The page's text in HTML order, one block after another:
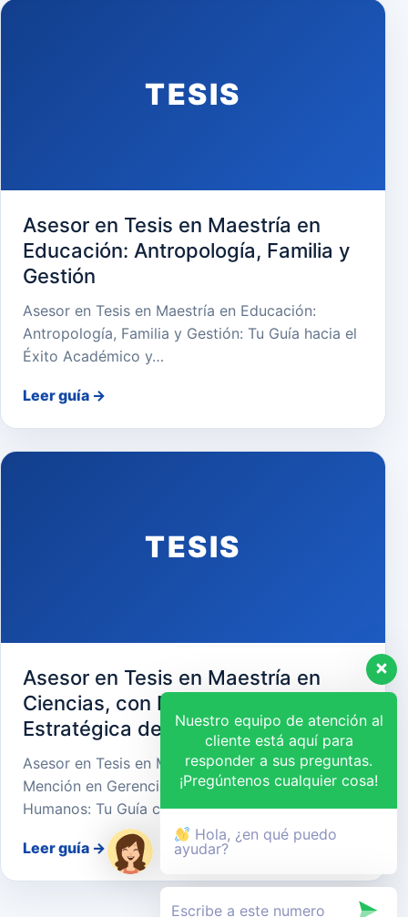
TESIS
Asesor en Tesis en Maestría en
Educación: Antropología, Familia y
Gestión
Asesor en Tesis en Maestría en Educación:
Antropología, Familia y Gestión: Tu Guía hacia el
Éxito Académico y…
Leer guía →
TESIS
Asesor en Tesis en Maestría en
Ciencias, con Mención en Gerencia
Estratégica de Recursos Humanos
Asesor en Tesis en Maestría en Ciencias, con
Mención en Gerencia Estratégica de Recursos
Humanos: Tu Guía cara…
Leer guía →
Nuestro equipo de atención al
cliente está aquí para
responder a sus preguntas.
¡Pregúntenos cualquier cosa!
Hola, ¿en qué puedo
ayudar?